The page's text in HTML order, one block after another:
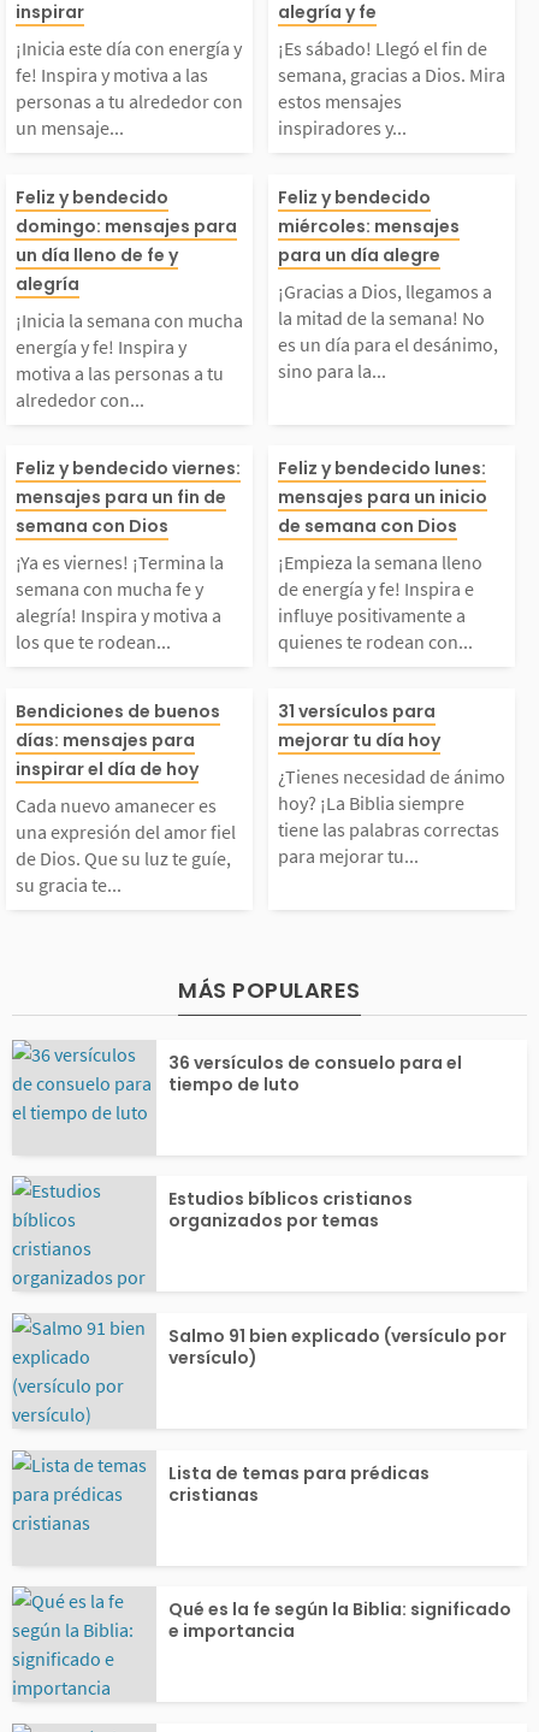
y fe! Inspira y m
a las personas a
alrededor con un m
positivo. Que e
martes sea un día
por Dios,...
inspirar
¡Inicia este día con energía y
fe! Inspira y motiva a las
personas a tu alrededor con
un mensaje...
in de semana,
a Dios. Mira
nsajes
edificantes
bado
desear un
n...
alegría y fe
¡Es sábado! Llegó el fin de
semana, gracias a Dios. Mira
estos mensajes
inspiradores y...
la semana con
energía y fe! In
y motiva a las p
a tu alrededor
palabras de alient
Que este domingo
el comienzo d
una...
Feliz y bendecido
domingo: mensajes para
un día lleno de fe y
alegría
¡Inicia la semana con mucha
energía y fe! Inspira y
motiva a las personas a tu
alrededor con...
¡Gracias a
mos a la mitad
emana! No es
ara el
para la
a enfocarnos
ndición del
a....
Feliz y bendecido
miércoles: mensajes
para un día alegre
¡Gracias a Dios, llegamos a
la mitad de la semana! No
es un día para el desánimo,
sino para la...
es viernes! ¡Termi
la semana con muc
fe y alegría! Inspir
y motiva a los que te
con palabras
Permite
este viernes marq
el...
Feliz y bendecido viernes:
mensajes para un fin de
semana con Dios
¡Ya es viernes! ¡Termina la
semana con mucha fe y
alegría! Inspira y motiva a
los que te rodean...
¡Empieza la
eno de
spira e influye
amente a
dean con un
de aliento y
n. Que este
el...
Feliz y bendecido lunes:
mensajes para un inicio
de semana con Dios
¡Empieza la semana lleno
de energía y fe! Inspira e
influye positivamente a
quienes te rodean con...
nuevo amanecer
una expresión del a
fiel de Dios. Que
luz te guíe, su graci
te fortalezca y su pa
llene tu corazón mie
avanzas con...
Bendiciones de buenos
días: mensajes para
inspirar el día de hoy
Cada nuevo amanecer es
una expresión del amor fiel
de Dios. Que su luz te guíe,
su gracia te...
¿Tienes
ánimo hoy?
siempre tiene
bras correctas
blia encuentras
anza, valor y
ara...
31 versículos para
mejorar tu día hoy
¿Tienes necesidad de ánimo
hoy? ¡La Biblia siempre
tiene las palabras correctas
para mejorar tu...
MÁS POPULARES
36 versículos de consuelo para el
tiempo de luto
Estudios bíblicos cristianos
organizados por temas
Salmo 91 bien explicado (versículo por
versículo)
Lista de temas para prédicas
cristianas
Qué es la fe según la Biblia: significado
e importancia